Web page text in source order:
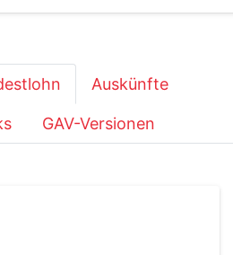
Auskünfte
GAV-Versionen